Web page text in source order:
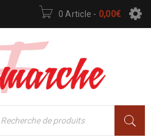
0 Article - 0,00€